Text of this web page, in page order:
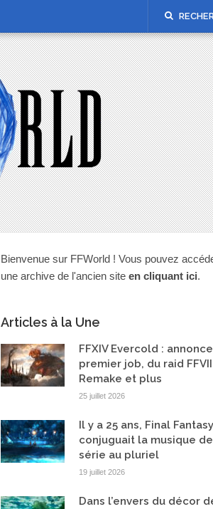
Bienvenue sur FFWorld ! Vous pouvez
une archive de l'ancien site en cliquant ici.
Articles à la Une
FFXIV Evercold :
premier job, du raid FFVII
Remake et plus
25 juillet 2026
Il y a 25 ans, Final
conjuguait la musique
série au pluriel
19 juillet 2026
Dans l’envers du décor